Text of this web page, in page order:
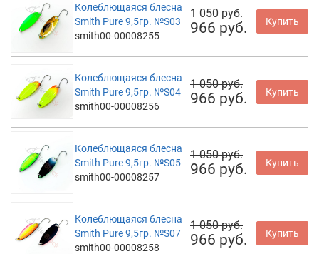
Колеблющаяся блесна
Smith Pure 9,5гр. №S03
smith00-00008255
1 050 руб.
966 руб. Купить
Колеблющаяся блесна
Smith Pure 9,5гр. №S04
smith00-00008256
1 050 руб.
966 руб. Купить
Колеблющаяся блесна
Smith Pure 9,5гр. №S05
smith00-00008257
1 050 руб.
966 руб. Купить
Колеблющаяся блесна
Smith Pure 9,5гр. №S07
smith00-00008258
1 050 руб.
966 руб. Купить